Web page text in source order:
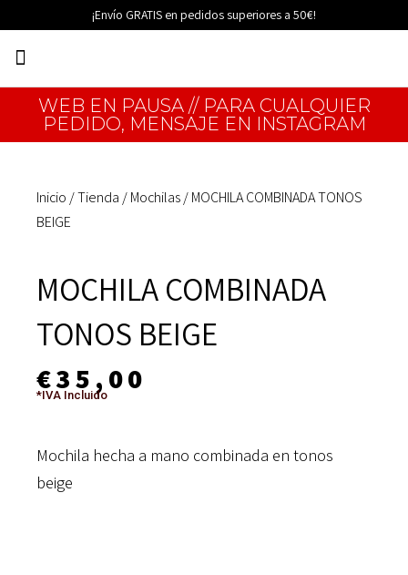
al
contenido
¡Envío GRATIS en pedidos superiores a 50€!
Menú
WEB EN PAUSA // PARA CUALQUIER
PEDIDO, MENSAJE EN INSTAGRAM
Inicio /Tienda /Mochilas/ MOCHILA COMBINADA TONOS
BEIGE
MOCHILA COMBINADA
TONOS BEIGE
€35,00
*IVA Incluido
Mochila hecha a mano combinada en tonos
beige